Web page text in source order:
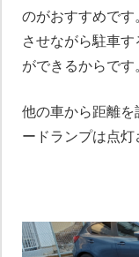
のがおすすめで
させながら駐車
ができるからです
他の車から距離
ードランプは点灯